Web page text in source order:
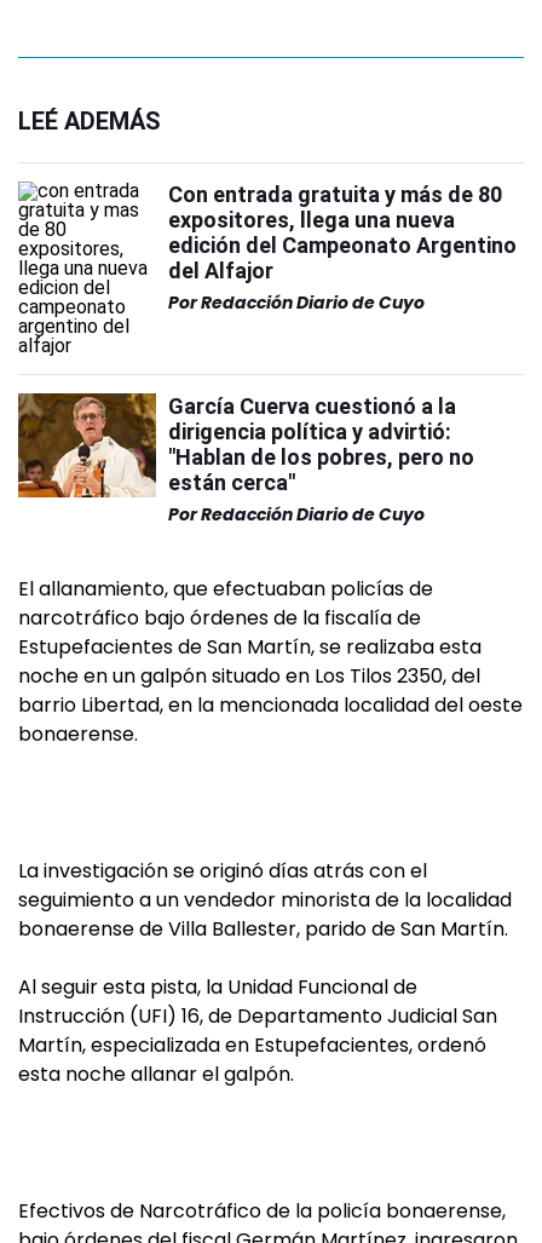
LEÉ ADEMÁS
Con entrada gratuita y más de 80
expositores, llega una nueva
edición del Campeonato Argentino
del Alfajor
PorRedacción Diario de Cuyo
García Cuerva cuestionó a la
dirigencia política y advirtió:
"Hablan de los pobres, pero no
están cerca"
PorRedacción Diario de Cuyo
El allanamiento, que efectuaban policías de
narcotráfico bajo órdenes de la fiscalía de
Estupefacientes de San Martín, se realizaba esta
noche en un galpón situado en Los Tilos 2350, del
barrio Libertad, en la mencionada localidad del oeste
bonaerense.
La investigación se originó días atrás con el
seguimiento a un vendedor minorista de la localidad
bonaerense de Villa Ballester, parido de San Martín.
Al seguir esta pista, la Unidad Funcional de
Instrucción (UFI) 16, de Departamento Judicial San
Martín, especializada en Estupefacientes, ordenó
esta noche allanar el galpón.
Efectivos de Narcotráfico de la policía bonaerense,